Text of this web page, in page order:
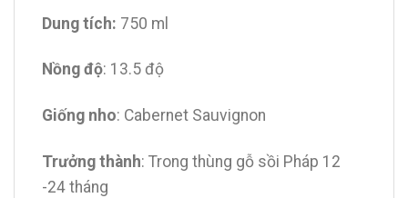
Dung tích: 750 ml
Nồng độ: 13.5 độ
Giống nho: Cabernet Sauvignon
Trưởng thành: Trong thùng gỗ sồi Pháp 12
-24 tháng